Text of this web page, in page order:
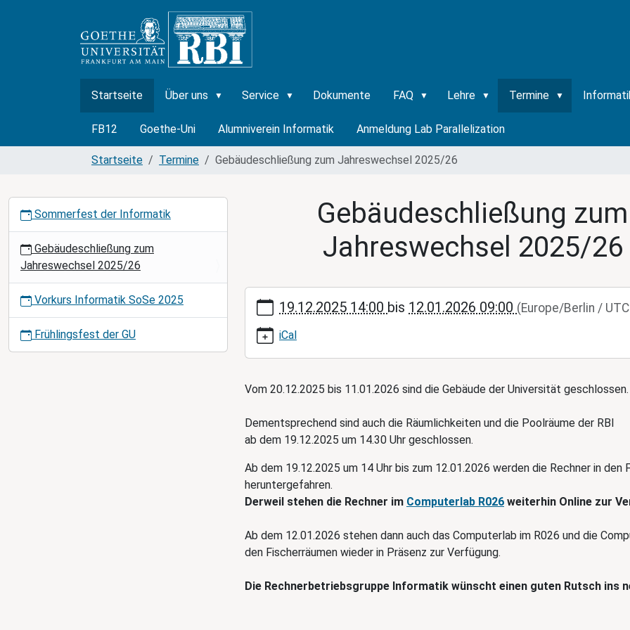
Startseite Über uns Service Dokumente FAQ Lehre Termine
FB12 Goethe-Uni Alumniverein Informatik Anmeldung Lab Parallelization
Startseite Termine Gebäudeschließung zum Jahreswechsel 2025/26
Gebäudeschließung zum
Jahreswechsel 2025/26
https://www.rbi.cs.uni-
frankfurt.de/RBI/de/termine/gebaeudeschliessung-
zum-
jahreswechsel
Gebäudeschließung
Jahreswechsel
2025-
12-
19T14:00:00+01:00
2026-
01-
19.12.2025 14:00 bis 12.01.2026 09:00 (Europe/Berlin /
iCal
Vom 20.12.2025 bis 11.01.2026 sind die Gebäude der Universität geschlossen.
Dementsprechend sind auch die Räumlichkeiten und die Poolräume der RBI
ab dem 19.12.2025 um 14.30 Uhr geschlossen.
Ab dem 19.12.2025 um 14 Uhr bis zum 12.01.2026 werden die Rechner in den
heruntergefahren.
Derweil stehen die Rechner im Computerlab R026 weiterhin Online zur
Ab dem 12.01.2026 stehen dann auch das Computerlab im R026 und die
den Fischerräumen wieder in Präsenz zur Verfügung.
Die Rechnerbetriebsgruppe Informatik wünscht einen guten Rutsch ins
n
Sommerfest der Informatik
Gebäudeschließung zum
Jahreswechsel 2025/26
Vorkurs Informatik SoSe 2025
Frühlingsfest der GU